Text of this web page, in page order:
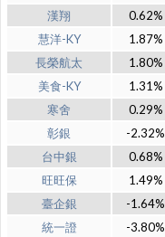
漢翔
0.62%
慧洋-KY
1.87%
長榮航太
1.80%
美食-KY
1.31%
寒舍
0.29%
彰銀
-2.32%
台中銀
0.68%
旺旺保
1.49%
臺企銀
-1.64%
統一證
-3.80%